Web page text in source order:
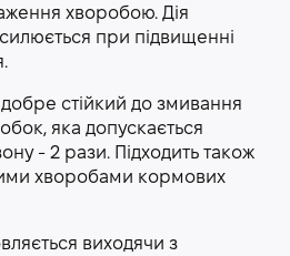
хворобою. Дія
при підвищенні
стійкий до змивання
яка допускається
- 2 рази. Підходить також
хворобами кормових
виходячи з